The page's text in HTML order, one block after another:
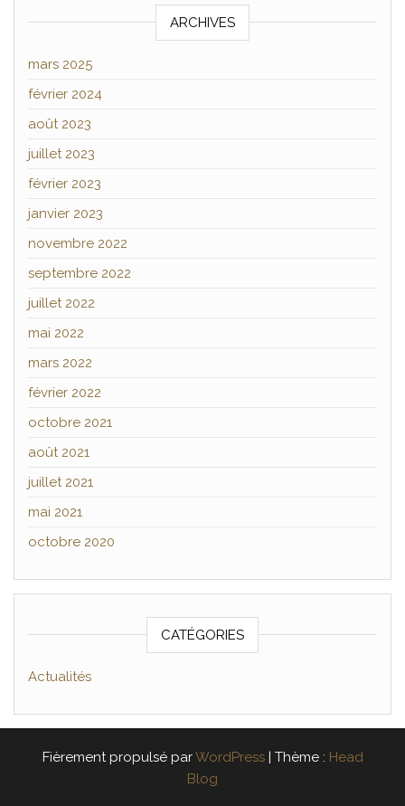
ARCHIVES
mars 2025
février 2024
août 2023
juillet 2023
février 2023
janvier 2023
novembre 2022
septembre 2022
juillet 2022
mai 2022
mars 2022
février 2022
octobre 2021
août 2021
juillet 2021
mai 2021
octobre 2020
CATÉGORIES
Actualités
Fièrement propulsé parWordPress Thème : Head
Blog